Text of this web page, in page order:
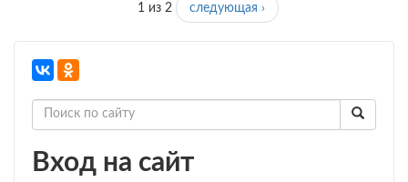
группы:
«Иллюстрация
стихотворению
А.Барто
1 из 2 следующая ›
Вход на сайт